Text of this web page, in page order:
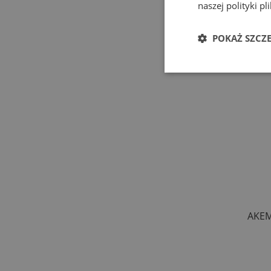
naszej polityki
POKAŻ